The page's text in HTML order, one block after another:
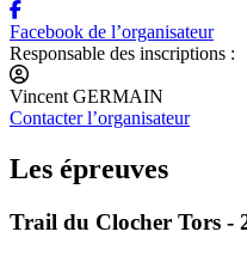
Facebook de l’organisateur
Responsable des inscriptions :
Vincent GERMAIN
Contacter l’organisateur
Les épreuves
Trail du Clocher Tors -